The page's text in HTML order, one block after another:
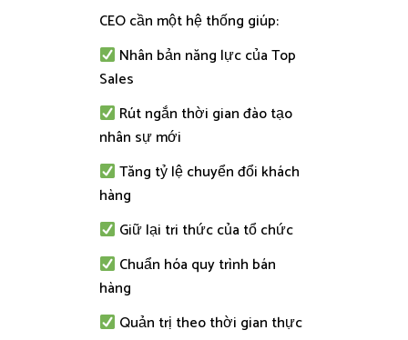
CEO cần một hệ thống giúp:
Nhân bản năng lực của Top
Sales
Rút ngắn thời gian đào tạo
nhân sự mới
Tăng tỷ lệ chuyển đổi khách
hàng
Giữ lại tri thức của tổ chức
Chuẩn hóa quy trình bán
hàng
Quản trị theo thời gian thực